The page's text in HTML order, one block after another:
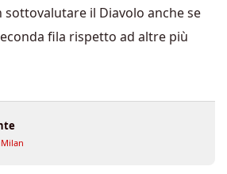
il Diavolo anche se
fila rispetto ad altre più